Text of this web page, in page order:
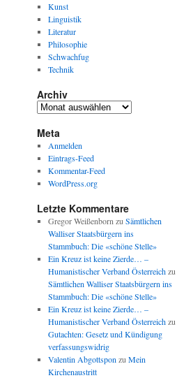
Kunst
Linguistik
Literatur
Philosophie
Schwachfug
Technik
Archiv
Archiv
Meta
Anmelden
Eintrags-Feed
Kommentar-Feed
WordPress.org
Letzte Kommentare
Gregor Weißenborn zu Sämtlichen
Walliser Staatsbürgern ins
Stammbuch: Die «schöne Stelle»
Ein Kreuz ist keine Zierde… –
Humanistischer Verband Österreichzu
Sämtlichen Walliser Staatsbürgern ins
Stammbuch: Die «schöne Stelle»
Ein Kreuz ist keine Zierde… –
Humanistischer Verband Österreichzu
Gutachten: Gesetz und Kündigung
verfassungswidrig
Valentin Abgottspon zu Mein
Kirchenaustritt